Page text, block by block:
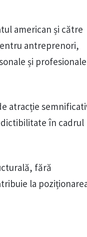
american și către
antreprenori,
și profesionale
atracție
în cadrul
fără
la